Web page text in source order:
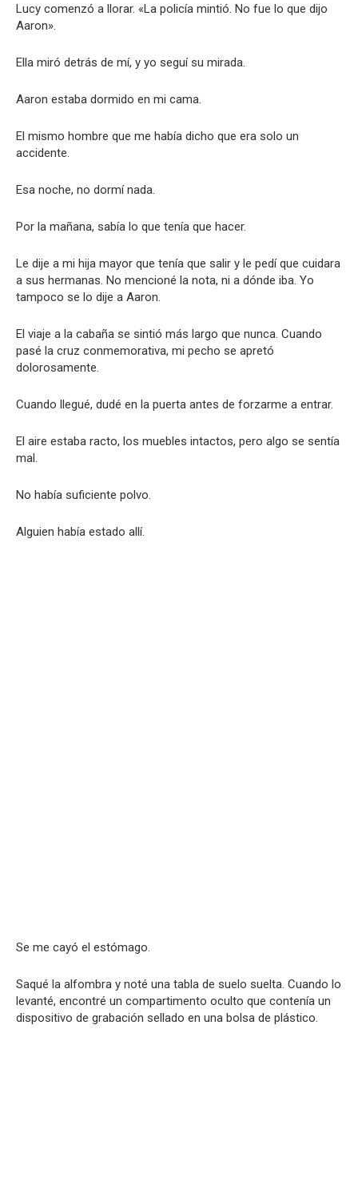
Lucy comenzó a llorar. «La policía mintió. No fue lo que dijo
Aaron».
Ella miró detrás de mí, y yo seguí su mirada.
Aaron estaba dormido en mi cama.
El mismo hombre que me había dicho que era solo un
accidente.
Esa noche, no dormí nada.
Por la mañana, sabía lo que tenía que hacer.
Le dije a mi hija mayor que tenía que salir y le pedí que cuidara
a sus hermanas. No mencioné la nota, ni a dónde iba. Yo
tampoco se lo dije a Aaron.
El viaje a la cabaña se sintió más largo que nunca. Cuando
pasé la cruz conmemorativa, mi pecho se apretó
dolorosamente.
Cuando llegué, dudé en la puerta antes de forzarme a entrar.
El aire estaba racto, los muebles intactos, pero algo se sentía
mal.
No había suficiente polvo.
Alguien había estado allí.
Se me cayó el estómago.
Saqué la alfombra y noté una tabla de suelo suelta. Cuando lo
levanté, encontré un compartimento oculto que contenía un
dispositivo de grabación sellado en una bolsa de plástico.